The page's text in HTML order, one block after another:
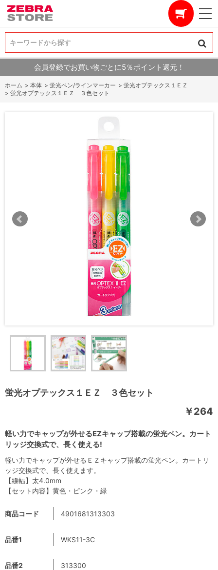
キーワードから探す
キーワードから探す
会員登録でお買い物ごとに5％ポイント還元！
ホーム > 本体 > 蛍光ペン/ラインマーカー > 蛍光オプテックス１ＥＺ
> 蛍光オプテックス１ＥＺ ３色セット
蛍光オプテックス１ＥＺ ３色セット
軽い力でキャップが外せるEZキャップ搭載の蛍光ペン。カート
リッジ交換式で、長く使える!
￥264
商品コード 4901681313303
品番1 WKS11-3C
品番2 313300
軽い力でキャップが外せるＥＺキャップ搭載の蛍光ペン。カートリ
ッジ交換式で、長く使えます。
【線幅】太4.0mm
【セット内容】黄色・ピンク・緑